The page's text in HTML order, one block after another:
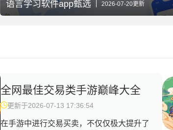
语言学习软件app甄选 2026-07-20更新
全网最佳交易类手游巅峰大全
更新于2026-07-13 17:36:54
在手游中进行交易买卖，不仅仅极大提升了